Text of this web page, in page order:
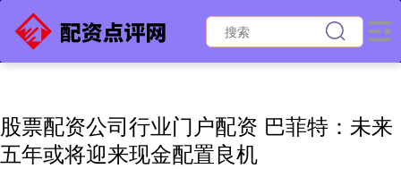
股票配资公司行业门户配资 巴菲特：未来
五年或将迎来现金配置良机